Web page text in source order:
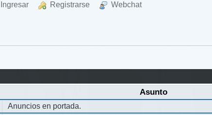
Ingresar Registrarse Webchat
Asunto
Anuncios en portada.